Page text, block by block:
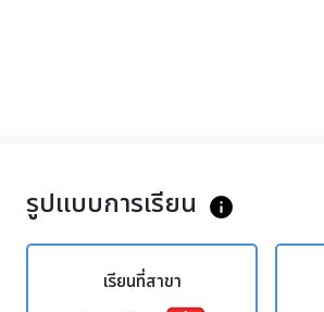
รูปแบบการเรียน info
เรียนที่สาขา